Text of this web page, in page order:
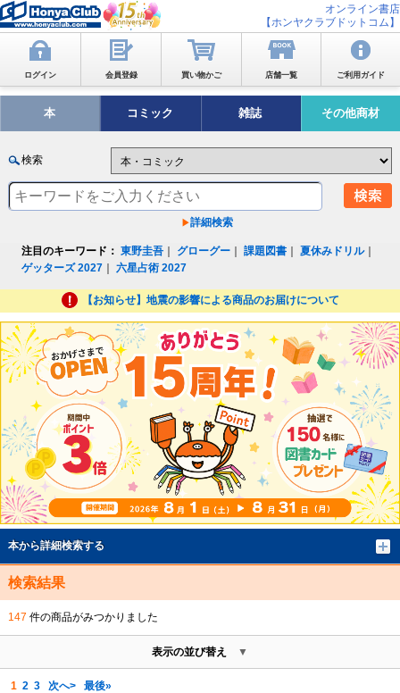
オンライン書店
【ホンヤクラブドットコム】
ログイン 会員登録 買い物かご 店舗一覧 ご利用ガイド
本 コミック 雑誌 その他商材
検索
詳細検索
注目のキーワード： 東野圭吾 グローグー ｜課題図書 ｜夏休みドリル｜
ゲッターズ 2027 ｜六星占術 2027
【お知らせ】地震の影響による商品のお届けについて
本から詳細検索する
検索結果
147 件の商品がみつかりました
表示の並び替え
1 2 3 次へ> 最後»